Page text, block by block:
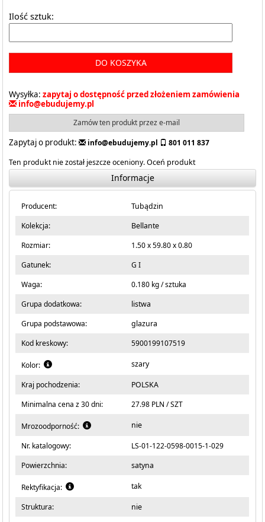
Ilość sztuk:
DO KOSZYKA
Wysyłka: zapytaj o dostępność przed złożeniem zamówienia
info@ebudujemy.pl
Zamów ten produkt przez e-mail
Zapytaj o produkt: info@ebudujemy.pl
801 011 837
Ten produkt nie został jeszcze oceniony.Oceń produkt
Informacje
Producent:
Tubądzin
Kolekcja:
Bellante
Rozmiar:
1.50 x 59.80 x 0.80
Gatunek:
G I
Waga:
0.180 kg / sztuka
Grupa dodatkowa:
listwa
Grupa podstawowa:
glazura
Kod kreskowy:
5900199107519
Kolor: szary
Kraj pochodzenia:
POLSKA
Minimalna cena z 30 dni:
27.98 PLN / SZT
Mrozoodporność: nie
Nr. katalogowy:
LS-01-122-0598-0015-1-029
Powierzchnia:
satyna
Rektyfikacja: tak
Struktura: nie